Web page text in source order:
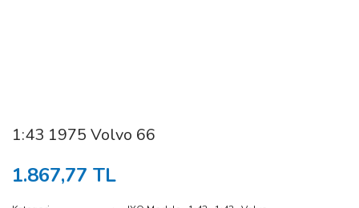
1:43 1975 Volvo 66
1.867,77 TL